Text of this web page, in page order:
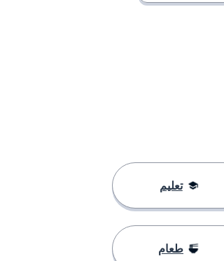
تعليم
طعام